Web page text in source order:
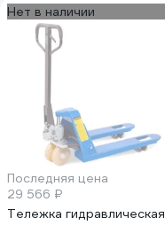
Нет в наличии
Последняя цена
29 566 ₽
Тележка гидравлическая